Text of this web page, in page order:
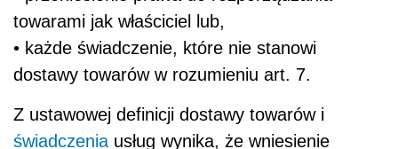
towarami jak właściciel lub,
• każde świadczenie, które nie stanowi
dostawy towarów w rozumieniu art. 7.
Z ustawowej definicji dostawy towarów i
świadczenia usług wynika, że wniesienie